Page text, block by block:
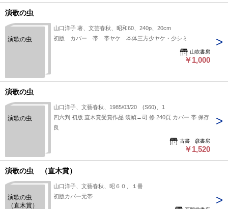
演歌の虫
演歌の虫
山口洋子 著、文芸春秋、昭和60、240p、20cm
初版 カバー 帯 帯ヤケ 本体三方少ヤケ・少シミ
山吹書房
￥1,000
演歌の虫
演歌の虫
山口洋子、文藝春秋、1985/03/20 (S60)、1
四六判 初版 直木賞受賞作品 装幀→司 修 240頁 カバー 帯 保存
良
古書 彦書房
￥1,520
演歌の虫 （直木賞）
演歌の虫
（直木賞）
山口洋子、文藝春秋、昭６０、１冊
初版カバー元帯